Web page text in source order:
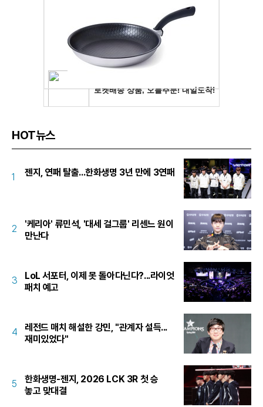
HOT뉴스
1 젠지, 연패 탈출...한화생명 3년 만에 3연패
2
'케리아' 류민석, '대세 걸그룹' 리센느 원이
만난다
3
LoL 서포터, 이제 못 돌아다닌다?...라이엇
패치 예고
4
레전드 매치 해설한 강민, "관계자 설득...
재미있었다"
5
한화생명-젠지, 2026 LCK 3R 첫 승
놓고 맞대결